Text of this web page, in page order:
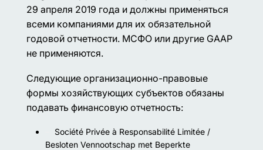
29 апреля 2019 года и должны применяться
всеми компаниями для их обязательной
годовой отчетности. МСФО или другие GAAP
не применяются.
Следующие организационно-правовые
формы хозяйствующих субъектов обязаны
подавать финансовую отчетность:
Société Privée à Responsabilité Limitée /
Besloten Vennootschap met Beperkte